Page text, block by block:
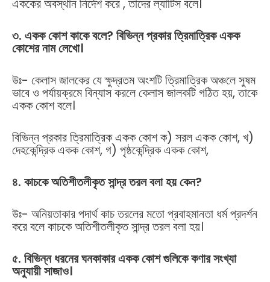
৩. একককোশকাকেবলে? বিভিন্নপ্রকারত্রিমাত্রিকএকক
কোশেরনামলেখো।
উঃ- কেলাস জালকের যে ক্ষুদ্রতম অংশটি ত্রিমাত্রিক অঞ্চলে সুষম
ভাবে ও পর্যায়ক্রমে বিন্যাস করলে কেলাস জালকটি গঠিত হয়, তাকে
একক কোশ বলে।
বিভিন্ন প্রকার ত্রিমাত্রিক একক কোশ ক) সরল একক কোশ, খ)
দেহকেন্দ্রিক একক কোশ, গ) পৃষ্ঠকেন্দ্রিক একক কোশ,
৪. কাচকেঅতিশীতলীকৃতসান্দ্রতরলবলাহয়কেন?
উঃ- অনিয়তাকার পদার্থ কাচ তরলের মতো প্রবাহমানতা ধর্ম প্রদর্শন
করে বলে কাচকে অতিশীতলীকৃত সান্দ্র তরল বলা হয়।
৫. বিভিন্ন ধরনেরঘনকাকারএকককোশগুলিকেকণারসংখ্যা
অনুযায়ীসাজাও।